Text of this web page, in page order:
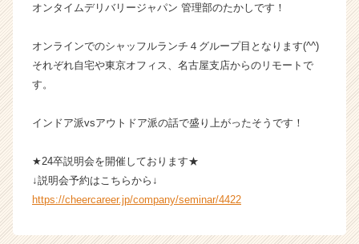
ラ
ン】
|
ャ
成
長
企
オンタイムデリバリージャパン 管理部のたかしです！
オンラインでのシャッフルランチ４グループ目となります(^^)
それぞれ自宅や東京オフィス、名古屋支店からのリモートで
す。
インドア派vsアウトドア派の話で盛り上がったそうです！
★24卒説明会を開催しております★
↓説明会予約はこちらから↓
https://cheercareer.jp/company/seminar/4422